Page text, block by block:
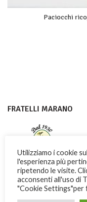
Paciocchi
FRATELLI MARANO
Con dedizione e
mondo una dolce
Utilizziamo i cookie
l'esperienza più
ripetendo le visite.
acconsenti all'uso di
"Cookie